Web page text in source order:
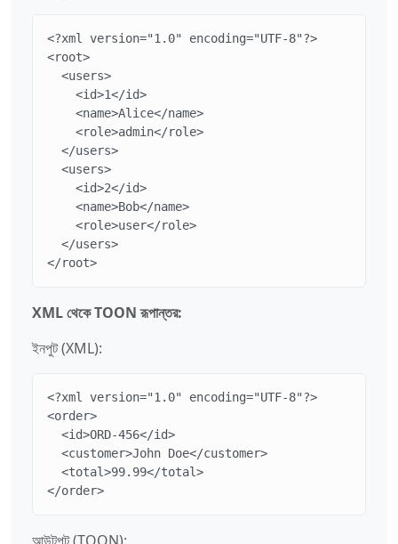
<?xml version="1.0" encoding="UTF-8"?>
<root>
  <users>
    <id>1</id>
    <name>Alice</name>
    <role>admin</role>
  </users>
  <users>
    <id>2</id>
    <name>Bob</name>
    <role>user</role>
  </users>
</root>
XML থেকে TOON রূপান্তর:
ইনপুট (XML):
<?xml version="1.0" encoding="UTF-8"?>
<order>
  <id>ORD-456</id>
  <customer>John Doe</customer>
  <total>99.99</total>
</order>